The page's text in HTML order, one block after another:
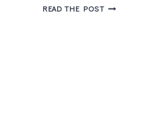
READ THE POST